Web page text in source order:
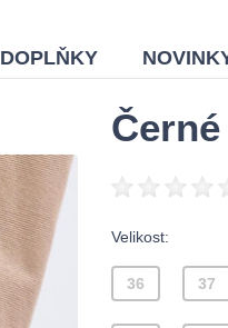
DOPLŇKY
Velikost:
36 37